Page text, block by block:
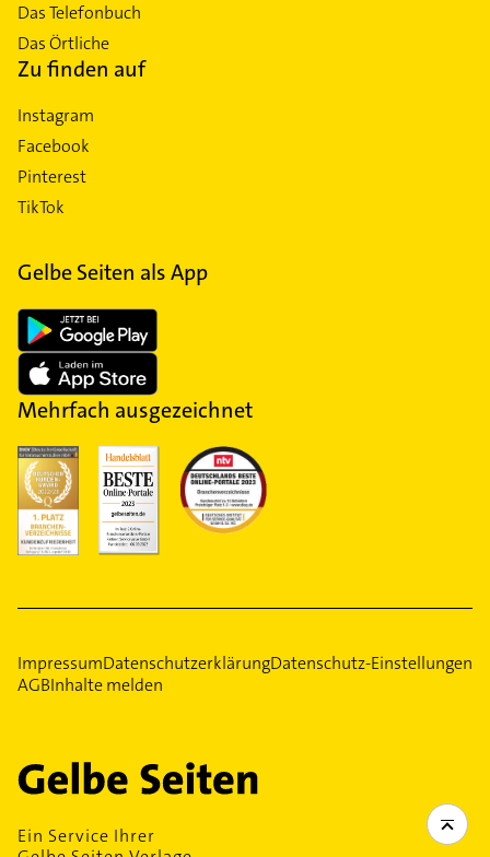
Das Telefonbuch
Das Örtliche
Zu finden auf
Instagram
Facebook
Pinterest
TikTok
Gelbe Seiten als App
Mehrfach ausgezeichnet
ImpressumDatenschutzerklärungDatenschutz-Einstellungen
AGBInhalte melden
Ein Service Ihrer